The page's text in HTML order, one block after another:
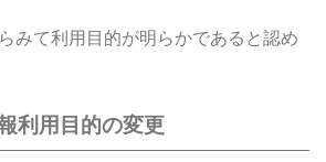
みて利用目的が明らかであると認め
利用目的の変更